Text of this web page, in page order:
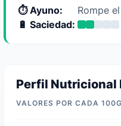
⏱️ Ayuno:
Rompe
🔋 Saciedad:
Perfil Nutricional
VALORES POR CADA 100G